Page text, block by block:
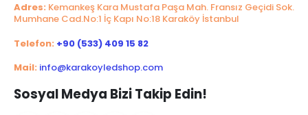
Adres: Kemankeş Kara Mustafa Paşa Mah. Fransız Geçidi Sok.
Mumhane Cad.No:1 İç Kapı No:18 Karaköy İstanbul
Telefon: +90 (533) 409 15 82
Mail: info@karakoyledshop.com
Sosyal Medya Bizi Takip Edin!